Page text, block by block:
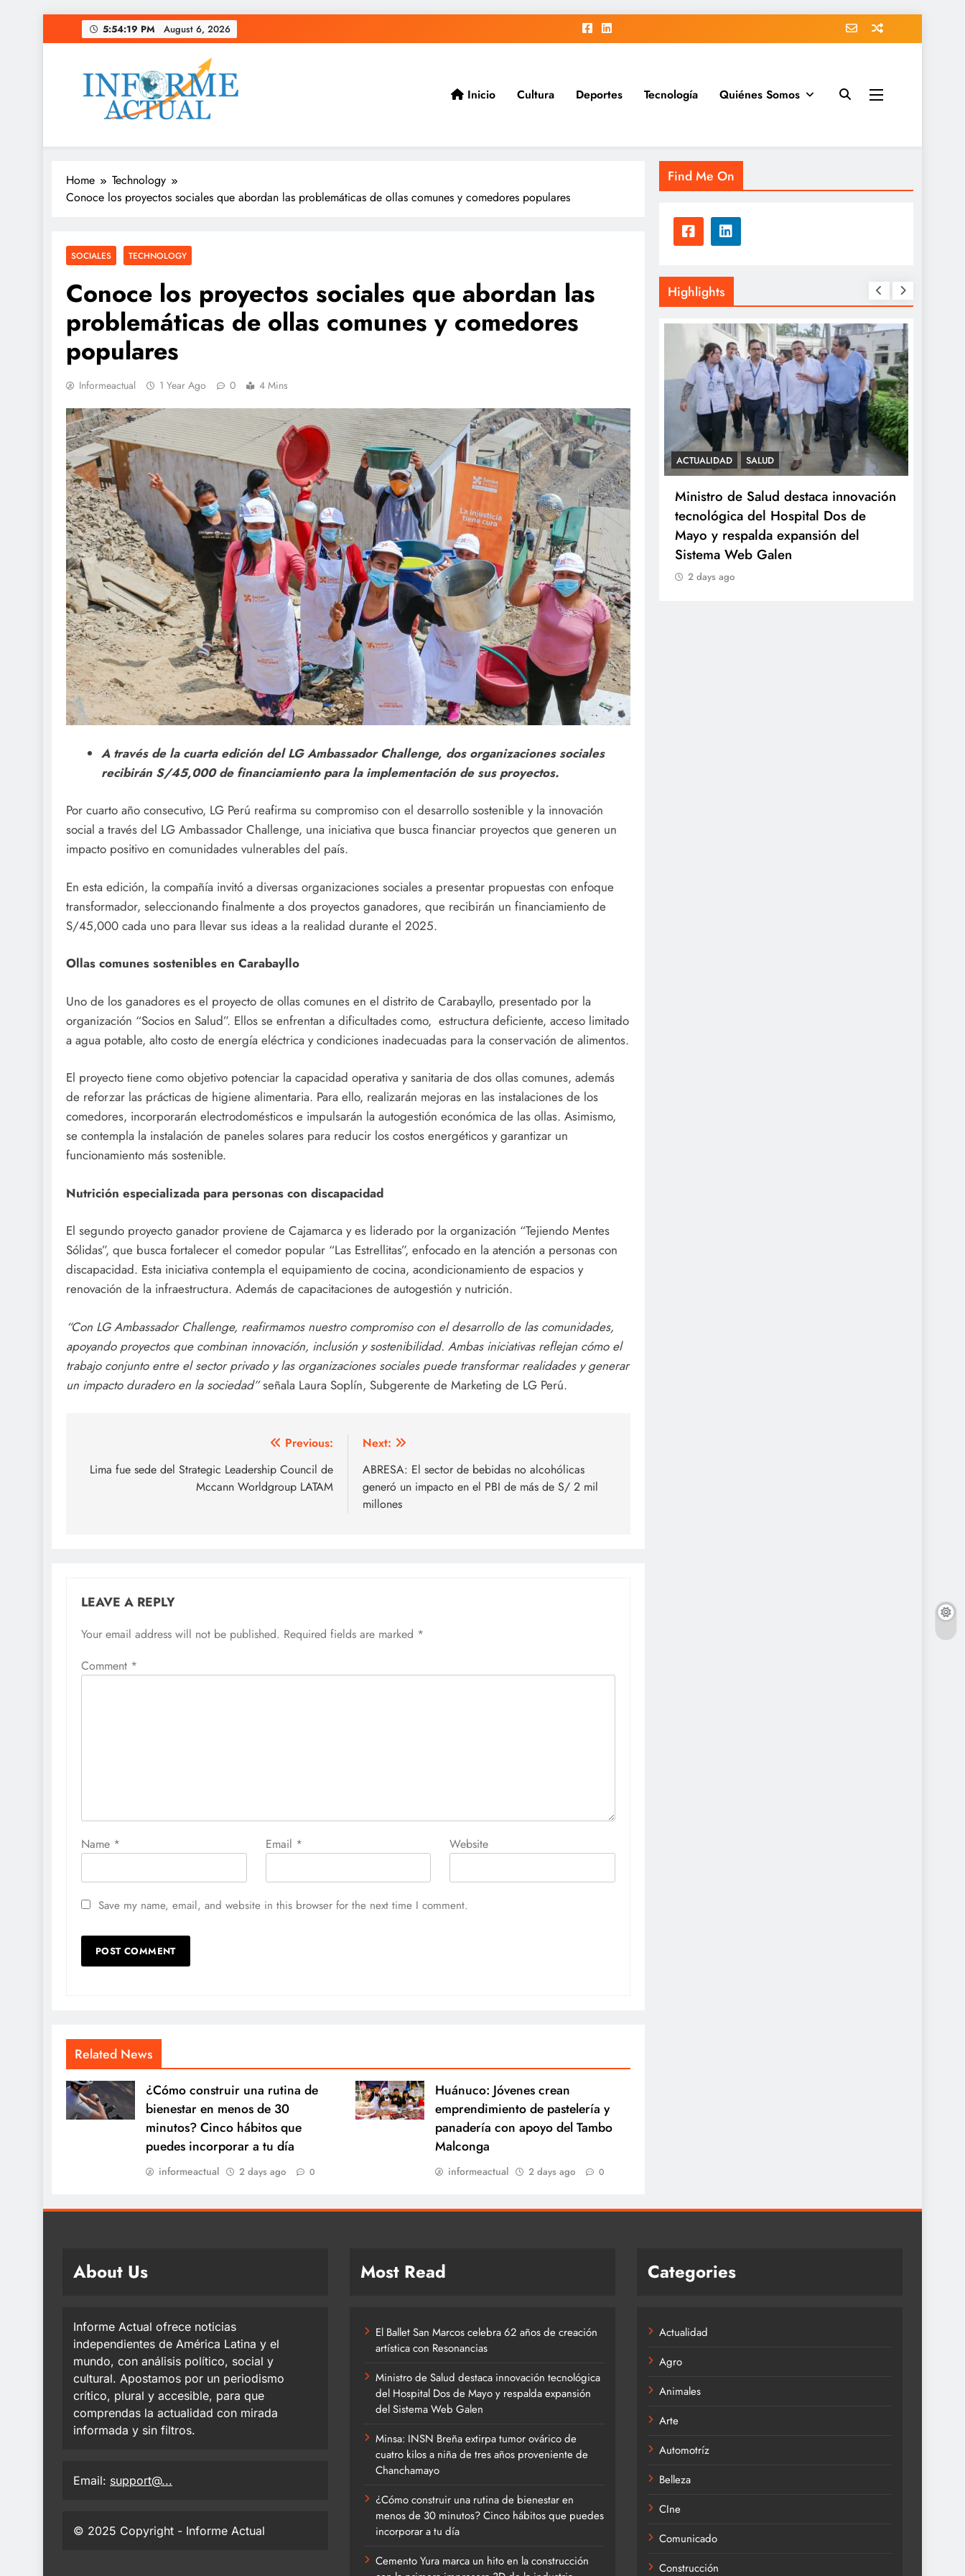
to
5:54:20 PM August 6, 2026
Informe Actual
La actualidad al instante, con veracidad y claridad.
Inicio Cultura Deportes Tecnología Quiénes Somos
Home
Technology
Conoce los proyectos sociales que abordan las problemáticas de ollas comunes y comedores populares
SOCIALES TECHNOLOGY
Conoce los proyectos sociales que abordan las
problemáticas de ollas comunes y comedores
populares
Informeactual 1 Year Ago 0 4 Mins
A través de la cuarta edición del LG Ambassador Challenge, dos organizaciones sociales
recibirán S/45,000 de financiamiento para la implementación de sus proyectos.
Por cuarto año consecutivo, LG Perú reafirma su compromiso con el desarrollo sostenible y la innovación
social a través del LG Ambassador Challenge, una iniciativa que busca financiar proyectos que generen un
impacto positivo en comunidades vulnerables del país.
En esta edición, la compañía invitó a diversas organizaciones sociales a presentar propuestas con enfoque
transformador, seleccionando finalmente a dos proyectos ganadores, que recibirán un financiamiento de
S/45,000 cada uno para llevar sus ideas a la realidad durante el 2025.
Ollas comunes sostenibles en Carabayllo
Uno de los ganadores es el proyecto de ollas comunes en el distrito de Carabayllo, presentado por la
organización “Socios en Salud”. Ellos se enfrentan a dificultades como, estructura deficiente, acceso limitado
a agua potable, alto costo de energía eléctrica y condiciones inadecuadas para la conservación de alimentos.
El proyecto tiene como objetivo potenciar la capacidad operativa y sanitaria de dos ollas comunes, además
de reforzar las prácticas de higiene alimentaria. Para ello, realizarán mejoras en las instalaciones de los
comedores, incorporarán electrodomésticos e impulsarán la autogestión económica de las ollas. Asimismo,
se contempla la instalación de paneles solares para reducir los costos energéticos y garantizar un
funcionamiento más sostenible.
Nutrición especializada para personas con discapacidad
El segundo proyecto ganador proviene de Cajamarca y es liderado por la organización “Tejiendo Mentes
Sólidas”, que busca fortalecer el comedor popular “Las Estrellitas”, enfocado en la atención a personas con
discapacidad. Esta iniciativa contempla el equipamiento de cocina, acondicionamiento de espacios y
renovación de la infraestructura. Además de capacitaciones de autogestión y nutrición.
“Con LG Ambassador Challenge, reafirmamos nuestro compromiso con el desarrollo de las comunidades,
apoyando proyectos que combinan innovación, inclusión y sostenibilidad. Ambas iniciativas reflejan cómo el
trabajo conjunto entre el sector privado y las organizaciones sociales puede transformar realidades y generar
un impacto duradero en la sociedad”señala Laura Soplín, Subgerente de Marketing de LG Perú.
navigation
Previous:
Lima fue sede del Strategic Leadership Council de
Mccann Worldgroup LATAM
Next:
ABRESA: El sector de bebidas no alcohólicas
generó un impacto en el PBI de más de S/ 2 mil
millones
LEAVE A REPLY
Your email address will not be published. Required fields are marked *
Comment *
Name * Email * Website
Save my name, email, and website in this browser for the next time I comment.
Related News
¿Cómo construir una rutina de
bienestar en menos de 30
minutos? Cinco hábitos que
puedes incorporar a tu día
informeactual 2 days ago 0
Huánuco: Jóvenes crean
emprendimiento de pastelería y
panadería con apoyo del Tambo
Malconga
informeactual 2 days ago 0
Find Me On
Highlights
ESPECTÁCULOS NOVEDADES
El Ballet San Marcos celebra 62 años
de creación artística con Resonancias
2 days ago
ACTUALIDAD SALUD
Ministro de Salud destaca innovación
tecnológica del Hospital Dos de
Mayo y respalda expansión del
Sistema Web Galen
2 days ago
About Us
Informe Actual ofrece noticias
independientes de América Latina y el
mundo, con análisis político, social y
cultural. Apostamos por un periodismo
crítico, plural y accesible, para que
comprendas la actualidad con mirada
informada y sin filtros.
Email: support@...
© 2025 Copyright - Informe Actual
Most Read
El Ballet San Marcos celebra 62 años de creación
artística con Resonancias
Ministro de Salud destaca innovación tecnológica
del Hospital Dos de Mayo y respalda expansión
del Sistema Web Galen
Minsa: INSN Breña extirpa tumor ovárico de
cuatro kilos a niña de tres años proveniente de
Chanchamayo
¿Cómo construir una rutina de bienestar en
menos de 30 minutos? Cinco hábitos que puedes
incorporar a tu día
Cemento Yura marca un hito en la construcción
Categories
Actualidad
Agro
Animales
Arte
Automotríz
Belleza
CIne
Comunicado
Construcción